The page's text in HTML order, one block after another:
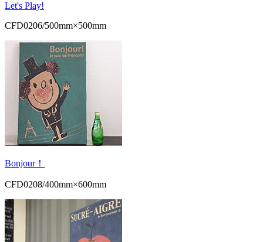
Let's Play!
CFD0206/500mm×500mm
Bonjour！
CFD0208/400mm×600mm